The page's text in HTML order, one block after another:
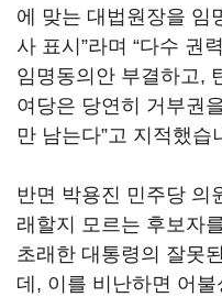
에 맞는 대법원장을 임
사 표시”라며 “다수 권
임명동의안 부결하고,
여당은 당연히 거부권
만 남는다”고 지적했습
반면 박용진 민주당 의
래할지 모르는 후보자
초래한 대통령의 잘못
데, 이를 비난하면 어불